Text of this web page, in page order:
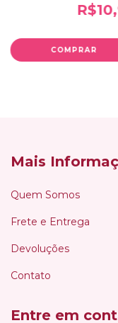
Mais
Quem Somos
Frete e Entrega
Devoluções
Contato
Entre em